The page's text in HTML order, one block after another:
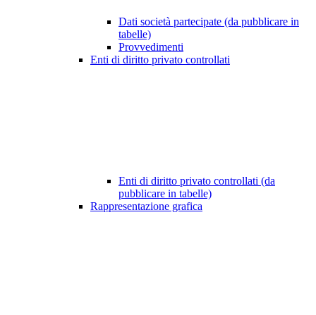
Dati società partecipate (da pubblicare in
tabelle)
Provvedimenti
Enti di diritto privato controllati
Enti di diritto privato controllati (da
pubblicare in tabelle)
Rappresentazione grafica